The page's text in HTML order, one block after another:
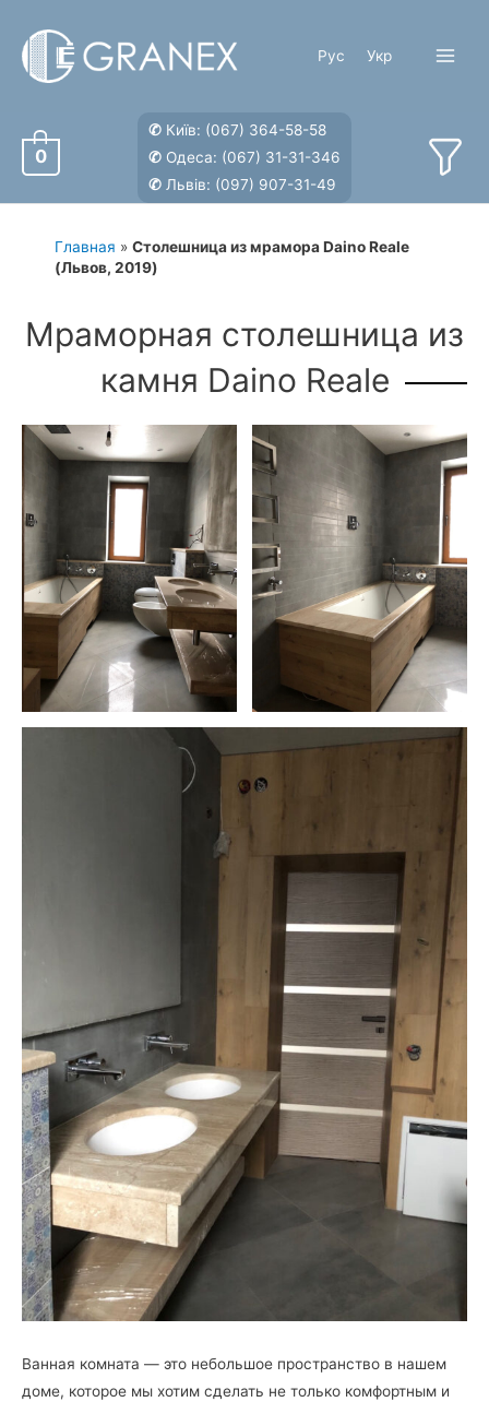
содержимому
Рус Укр
0
✆ Київ: (067) 364-58-58
✆ Одеса: (067) 31-31-346
✆ Львів: (097) 907-31-49
Главная » Столешница из мрамора Daino Reale
(Львов, 2019)
Мраморная столешница из
камня Daino Reale
Ванная комната — это небольшое пространство в нашем
доме, которое мы хотим сделать не только комфортным и